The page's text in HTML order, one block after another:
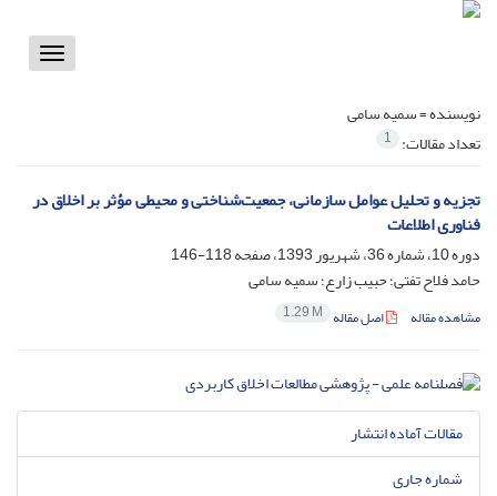
Toggle
نویسنده =سمیه سامی
تعداد مقالات: 1
تجزیه و تحلیل عوامل سازمانی، جمعیت‌شناختی و محیطی مؤثر بر اخلاق در
فناوری اطلاعات
دوره 10، شماره 36، شهریور 1393، صفحه
118-146
حامد فلاح تفتی؛ حبیب زارع؛ سمیه سامی
مشاهده مقاله اصل مقاله 1.29 M
مقالات آماده انتشار
شماره جاری